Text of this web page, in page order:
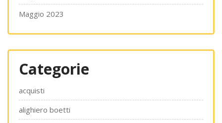
Maggio 2023
Categorie
acquisti
alighiero boetti